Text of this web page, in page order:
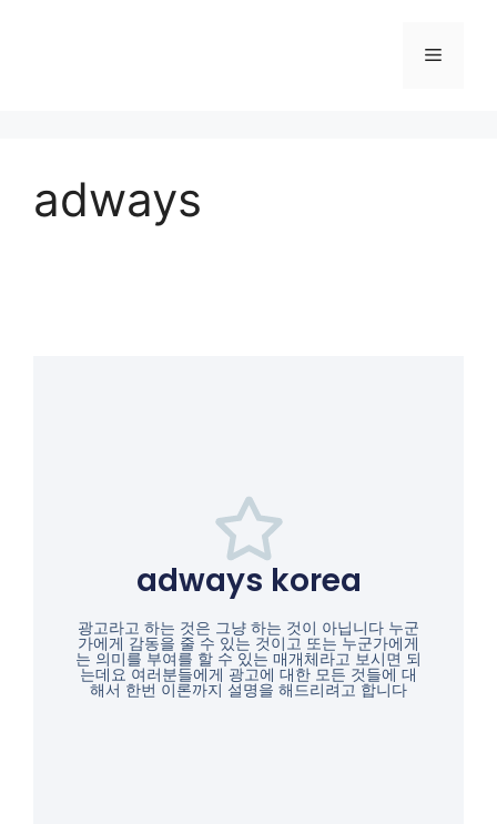
adways
adways korea
광고라고 하는 것은 그냥 하는 것이 아닙니다 누군
가에게 감동을 줄 수 있는 것이고 또는 누군가에게
는 의미를 부여를 할 수 있는 매개체라고 보시면 되
는데요 여러분들에게 광고에 대한 모든 것들에 대
해서 한번 이론까지 설명을 해드리려고 합니다